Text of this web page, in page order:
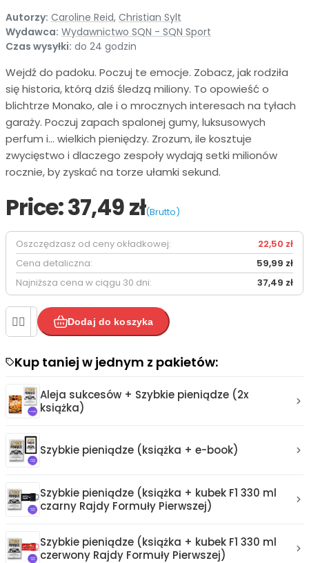
Autorzy: Caroline Reid, Christian Sylt
Wydawca: Wydawnictwo SQN - SQN Sport
Czas wysyłki: do 24 godzin
Wejdź do padoku. Poczuj te emocje. Zobacz, jak rodziła
się historia, którą dziś śledzą miliony. To opowieść o
blichtrze Monako, ale i o mrocznych interesach na tyłach
garaży. Poczuj zapach spalonej gumy, luksusowych
perfum i… wielkich pieniędzy. Zrozum, ile kosztuje
zwycięstwo i dlaczego zespoły wydają setki milionów
rocznie, by zyskać na torze ułamki sekund.
Price:37,49 zł(Brutto)
Oszczędzasz od ceny okładkowej:
22,50 zł
Cena detaliczna:
59,99 zł
Najniższa cena w ciągu 30 dni:
37,49 zł
  Dodaj do koszyka
Kup taniej w jednym z pakietów:
Aleja sukcesów + Szybkie pieniądze (2x
książka)
Szybkie pieniądze (książka + e-book)
Szybkie pieniądze (książka + kubek F1 330 ml
czarny Rajdy Formuły Pierwszej)
Szybkie pieniądze (książka + kubek F1 330 ml
czerwony Rajdy Formuły Pierwszej)